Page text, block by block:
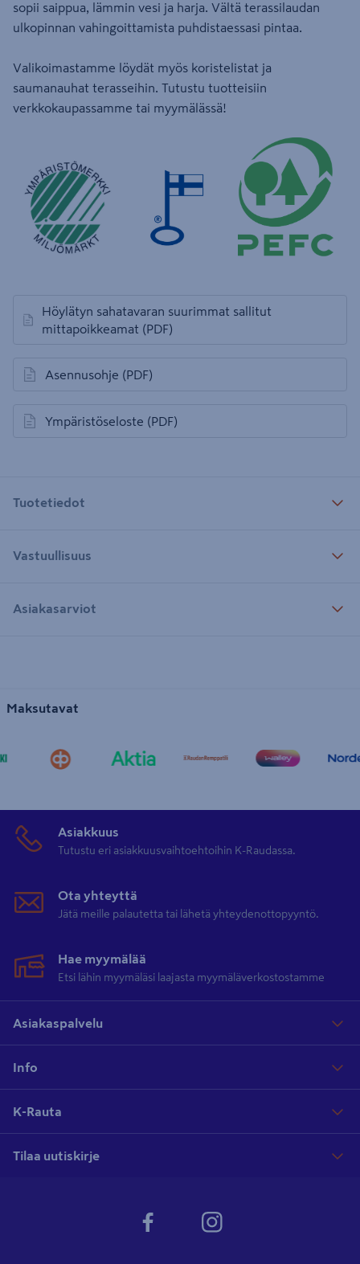
sopii saippua, lämmin vesi ja harja. Vältä terassilaudan
ulkopinnan vahingoittamista puhdistaessasi pintaa.
Valikoimastamme löydät myös koristelistat ja
saumanauhat terasseihin. Tutustu tuotteisiin
verkkokaupassamme tai myymälässä!
Höylätyn sahatavaran suurimmat sallitut
mittapoikkeamat (PDF)
avautuu uuteen välilehteen
Asennusohje (PDF)
avautuu uuteen välilehteen
Ympäristöseloste (PDF)
avautuu uuteen välilehteen
Tuotetiedot
Vastuullisuus
Asiakasarviot
Maksutavat
Asiakkuus
Tutustu eri asiakkuusvaihtoehtoihin K-Raudassa.
Ota yhteyttä
Jätä meille palautetta tai lähetä yhteydenottopyyntö.
Hae myymälää
Etsi lähin myymäläsi laajasta myymäläverkostostamme
Asiakaspalvelu
Info
K-Rauta
Tilaa uutiskirje